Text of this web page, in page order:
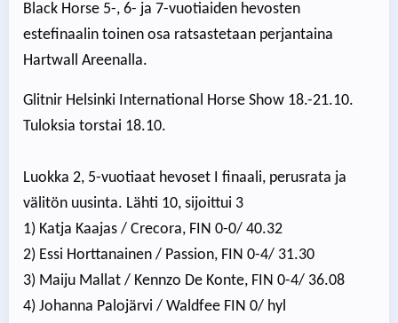
Black Horse 5-, 6- ja 7-vuotiaiden hevosten
estefinaalin toinen osa ratsastetaan perjantaina
Hartwall Areenalla.
Glitnir Helsinki International Horse Show 18.-21.10.
Tuloksia torstai 18.10.
Luokka 2, 5-vuotiaat hevoset I finaali, perusrata ja
välitön uusinta. Lähti 10, sijoittui 3
1) Katja Kaajas / Crecora, FIN 0-0/ 40.32
2) Essi Horttanainen / Passion, FIN 0-4/ 31.30
3) Maiju Mallat / Kennzo De Konte, FIN 0-4/ 36.08
4) Johanna Palojärvi / Waldfee FIN 0/ hyl